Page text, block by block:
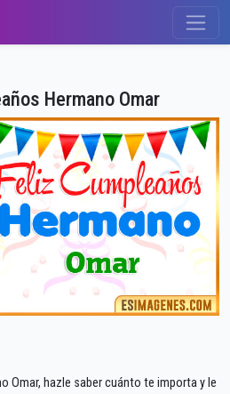
Hermano Omar
Omar, hazle saber cuánto te importa y le